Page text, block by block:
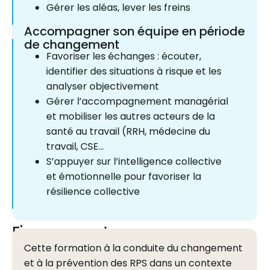
Gérer les aléas, lever les freins
Accompagner son équipe en période
de changement
Favoriser les échanges : écouter,
identifier des situations à risque et les
analyser objectivement
Gérer l’accompagnement managérial
et mobiliser les autres acteurs de la
santé au travail (RRH, médecine du
travail, CSE…
S’appuyer sur l’intelligence collective
et émotionnelle pour favoriser la
résilience collective
Financement
Cette formation à la conduite du changement
et à la prévention des RPS dans un contexte